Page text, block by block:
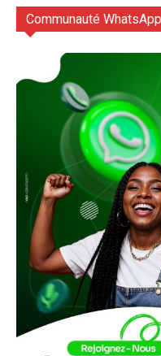
Communauté WhatsApp